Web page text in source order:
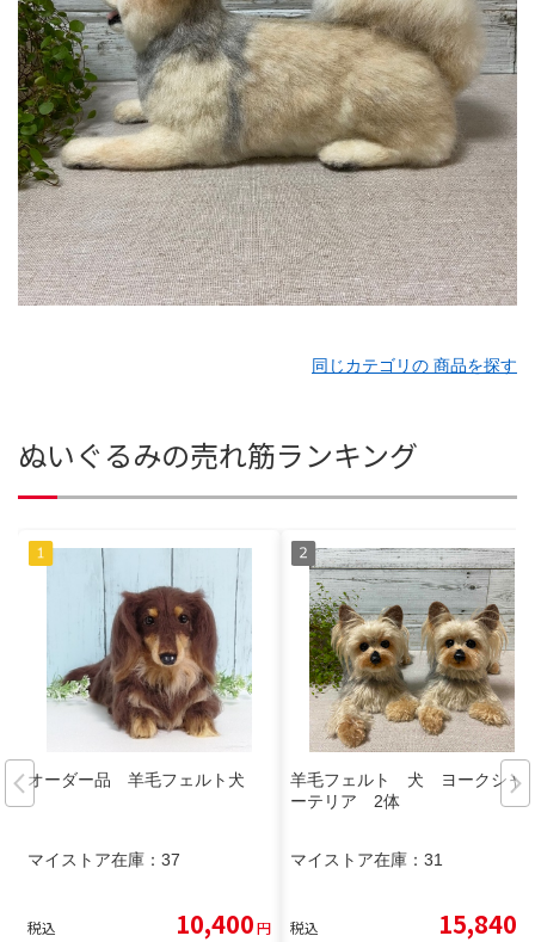
同じカテゴリの 商品を探す
ぬいぐるみの売れ筋ランキング
オーダー品 羊毛フェルト犬
マイストア在庫： 37
税込 10,400円
羊毛フェルト 犬 ヨークシャ
ーテリア 2体
マイストア在庫： 31
税込 15,840